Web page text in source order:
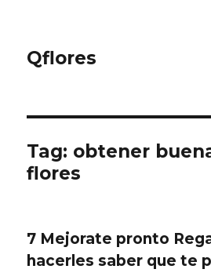
Qflores
Tag: obtener
flores
7 Mejorate pronto
hacerles saber que te